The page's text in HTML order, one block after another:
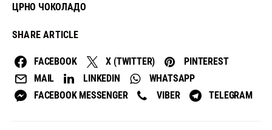
ЦРНО ЧОКОЛАДО
SHARE ARTICLE
FACEBOOK X (TWITTER)
PINTEREST
MAIL
LINKEDIN
WHATSAPP
FACEBOOK MESSENGER
VIBER TELEGRAM